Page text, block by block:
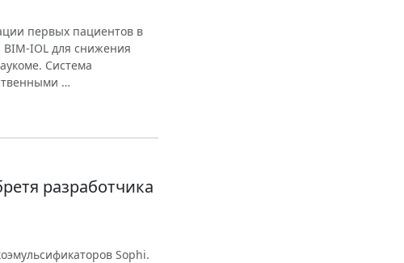
первых пациентов в
BIM-IOL для снижения
Система
…
разработчика
Sophi.